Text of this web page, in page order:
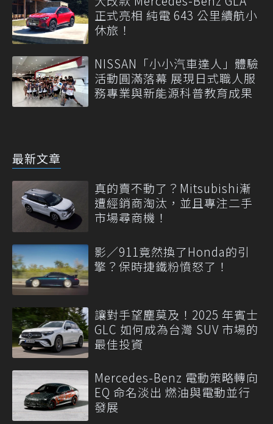
正式亮相 純電 643 公里續航小
休旅！
NISSAN「小小汽車達人」體驗
活動圓滿落幕 展現日式職人服
務專業與新能源科普教育成果
最新文章
真的賣不動了？Mitsubishi漸
遭經銷商淘汰，並且專注二手
市場尋商機！
影／911竟然換了Honda的引
擎？保時捷鐵粉憤怒了！
讓對手望塵莫及！2025 年賓士
GLC 如何成為台灣 SUV 市場的
最佳投資
Mercedes-Benz 電動策略轉向
EQ 命名淡出 燃油與電動並行
發展